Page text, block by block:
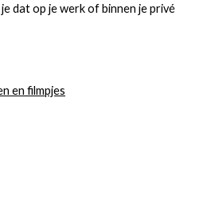
dat op je werk of binnen je privé
en filmpjes